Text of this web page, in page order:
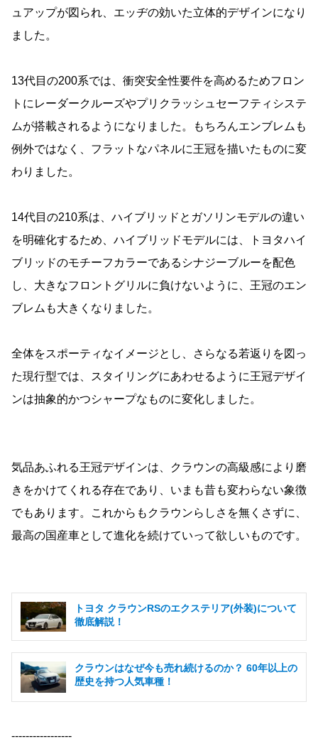
ュアップが図られ、エッヂの効いた立体的デザインになり
ました。
13代目の200系では、衝突安全性要件を高めるためフロン
トにレーダークルーズやプリクラッシュセーフティシステ
ムが搭載されるようになりました。もちろんエンブレムも
例外ではなく、フラットなパネルに王冠を描いたものに変
わりました。
14代目の210系は、ハイブリッドとガソリンモデルの違い
を明確化するため、ハイブリッドモデルには、トヨタハイ
ブリッドのモチーフカラーであるシナジーブルーを配色
し、大きなフロントグリルに負けないように、王冠のエン
ブレムも大きくなりました。
全体をスポーティなイメージとし、さらなる若返りを図っ
た現行型では、スタイリングにあわせるように王冠デザイ
ンは抽象的かつシャープなものに変化しました。
気品あふれる王冠デザインは、クラウンの高級感により磨
きをかけてくれる存在であり、いまも昔も変わらない象徴
でもあります。これからもクラウンらしさを無くさずに、
最高の国産車として進化を続けていって欲しいものです。
トヨタ クラウンRSのエクステリア(外装)について
徹底解説！
クラウンはなぜ今も売れ続けるのか？ 60年以上の
歴史を持つ人気車種！
-----------------